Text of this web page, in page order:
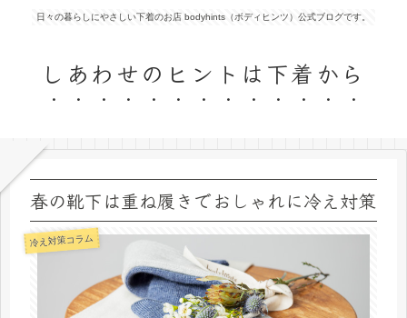
日々の暮らしにやさしい下着のお店 bodyhints（ボディヒンツ）公式ブログです。
しあわせのヒントは下着から
春の靴下は重ね履きでおしゃれに冷え対策
冷え対策コラム